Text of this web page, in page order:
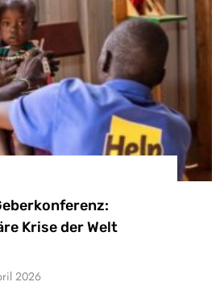
Krise der Welt
2026